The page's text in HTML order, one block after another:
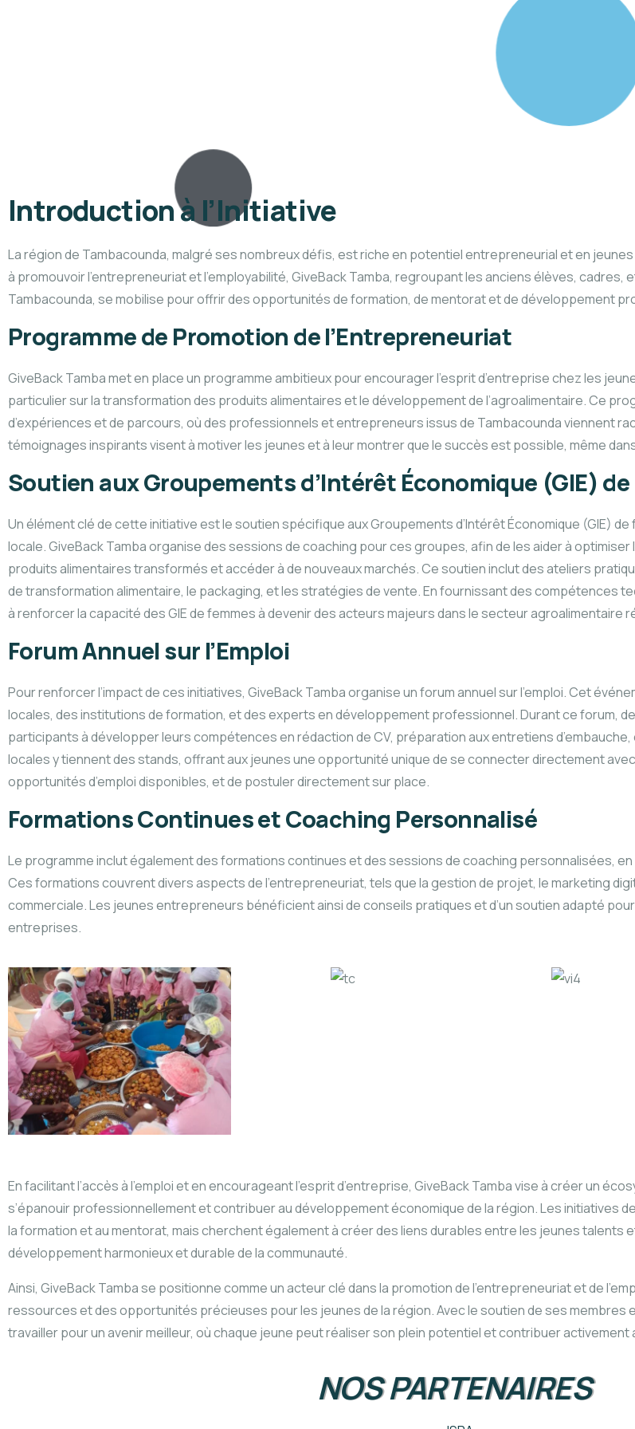
Introduction à l’Initiative
La région de Tambacounda, malgré ses nombreux défis, est riche en potentiel entrepreneurial et en
à promouvoir l’entrepreneuriat et l’employabilité, GiveBack Tamba, regroupant les anciens élèves,
Tambacounda, se mobilise pour offrir des opportunités de formation, de mentorat et de développement
Programme de Promotion de l’Entrepreneuriat
GiveBack Tamba met en place un programme ambitieux pour encourager l’esprit d’entreprise chez les
particulier sur la transformation des produits alimentaires et le développement de l’agroalimentaire. Ce
d’expériences et de parcours, où des professionnels et entrepreneurs issus de Tambacounda viennent
témoignages inspirants visent à motiver les jeunes et à leur montrer que le succès est possible, même
Soutien aux Groupements d’Intérêt Économique (GIE) de
Un élément clé de cette initiative est le soutien spécifique aux Groupements d’Intérêt Économique (GIE)
locale. GiveBack Tamba organise des sessions de coaching pour ces groupes, afin de les aider à
produits alimentaires transformés et accéder à de nouveaux marchés. Ce soutien inclut des ateliers
de transformation alimentaire, le packaging, et les stratégies de vente. En fournissant des compétences
à renforcer la capacité des GIE de femmes à devenir des acteurs majeurs dans le secteur agroalimentaire
Forum Annuel sur l’Emploi
Pour renforcer l’impact de ces initiatives, GiveBack Tamba organise un forum annuel sur l’emploi. Cet
locales, des institutions de formation, et des experts en développement professionnel. Durant ce forum,
participants à développer leurs compétences en rédaction de CV, préparation aux entretiens
locales y tiennent des stands, offrant aux jeunes une opportunité unique de se connecter directement
opportunités d’emploi disponibles, et de postuler directement sur place.
Formations Continues et Coaching Personnalisé
Le programme inclut également des formations continues et des sessions de coaching personnalisées,
Ces formations couvrent divers aspects de l’entrepreneuriat, tels que la gestion de projet, le marketing
commerciale. Les jeunes entrepreneurs bénéficient ainsi de conseils pratiques et d’un soutien adapté
entreprises.
En facilitant l’accès à l’emploi et en encourageant l’esprit d’entreprise, GiveBack Tamba vise à créer un
s’épanouir professionnellement et contribuer au développement économique de la région. Les initiatives
la formation et au mentorat, mais cherchent également à créer des liens durables entre les jeunes talents
développement harmonieux et durable de la communauté.
Ainsi, GiveBack Tamba se positionne comme un acteur clé dans la promotion de l’entrepreneuriat et de
ressources et des opportunités précieuses pour les jeunes de la région. Avec le soutien de ses membres
travailler pour un avenir meilleur, où chaque jeune peut réaliser son plein potentiel et contribuer
NOS PARTENAIRES